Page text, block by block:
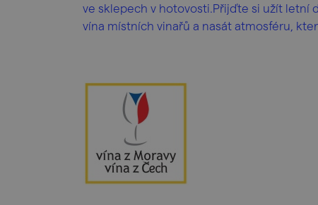
ve sklepech v hotovosti.Přijďte si užít letní
vína místních vinařů a nasát atmosféru,